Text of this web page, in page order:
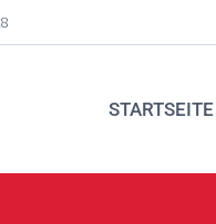
STARTSEITE